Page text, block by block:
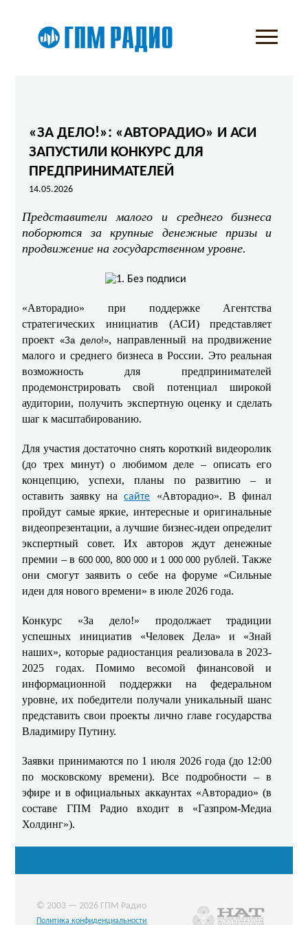
«ЗА ДЕЛО!»: «АВТОРАДИО» И АСИ
ЗАПУСТИЛИ КОНКУРС ДЛЯ
ПРЕДПРИНИМАТЕЛЕЙ
14.05.2026
Представители малого и среднего бизнеса
поборются за крупные денежные призы и
продвижение на государственном уровне.
«Авторадио» при поддержке Агентства
стратегических инициатив (АСИ) представляет
проект«За дело!», направленный на продвижение
малого и среднего бизнеса в России. Это реальная
возможность для предпринимателей
продемонстрировать свой потенциал широкой
аудитории, получить экспертную оценку и сделать
шаг к масштабированию.
Для участия достаточно снять короткий видеоролик
(до трех минут) о любимом деле – описать его
концепцию, успехи, планы по развитию – и
оставить заявку насайте «Авторадио». В финал
пройдут самые яркие, интересные и оригинальные
видеопрезентации, а лучшие бизнес-идеи определит
экспертный совет. Их авторов ждут денежные
премии – в 600 000, 800 000 и 1 000 000 рублей. Также
они смогут заявить о себе на форуме «Сильные
идеи для нового времени» в июле 2026 года.
Конкурс «За дело!» продолжает традиции
успешных инициатив «Человек Дела» и «Знай
наших», которые радиостанция реализовала в 2023-
2025 годах. Помимо весомой финансовой и
информационной поддержки на федеральном
уровне, их победители получали уникальный шанс
представить свои проекты лично главе государства
Владимиру Путину.
Заявки принимаются по 1 июля 2026 года (до 12:00
по московскому времени). Все подробности – в
эфире и в официальных аккаунтах «Авторадио» (в
составе ГПМ Радио входит в «Газпром-Медиа
Холдинг»).
© 2003 — 2026 ГПМ Радио
Политика конфиденциальности